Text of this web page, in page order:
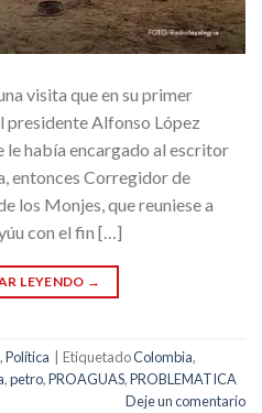
visita que en su primer
Alfonso López
le había encargado al escritor
entonces Corregidor de
los Monjes, que reuniese a
con el fin […]
LEYENDO →
,Política EtiquetadoColombia,
,petro,PROAGUAS,PROBLEMATICA
Deje un comentario